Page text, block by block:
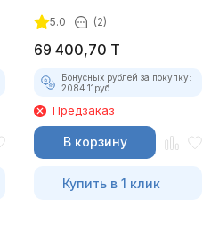
5.0 (2)
69 400,70 T
Бонусных рублей за покупку:
2084.11руб.
Предзаказ
В корзину
Купить в 1 клик